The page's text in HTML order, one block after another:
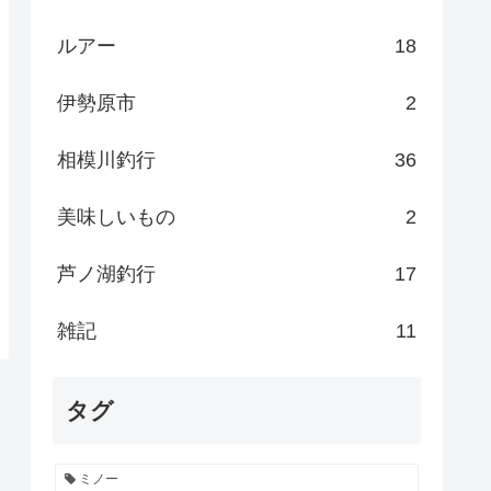
ルアー 18
伊勢原市 2
相模川釣行 36
美味しいもの 2
芦ノ湖釣行 17
雑記 11
タグ
ミノー